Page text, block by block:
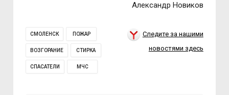
Александр Новиков
СМОЛЕНСК ПОЖАР
ВОЗГОРАНИЕ СТИРКА
СПАСАТЕЛИ МЧС
Следите за нашими
новостями здесь